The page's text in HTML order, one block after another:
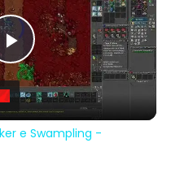
Play
Video
e Swampling -